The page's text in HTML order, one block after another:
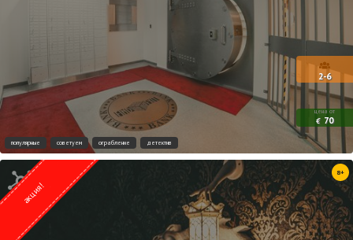
2-6
цена от
€ 70
популярные советуем ограбление детектив
акция!
8+